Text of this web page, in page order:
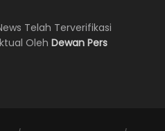
Telah Terverifikasi
Oleh Dewan Pers